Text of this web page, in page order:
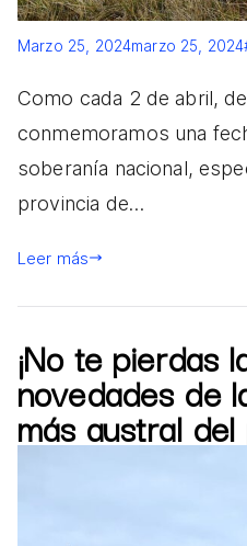
Marzo 25, 2024marzo 25, 2024
Como cada 2 de abril,
conmemoramos una
soberanía nacional,
provincia de…
Leer más
¡No te pierdas
novedades de
más austral del